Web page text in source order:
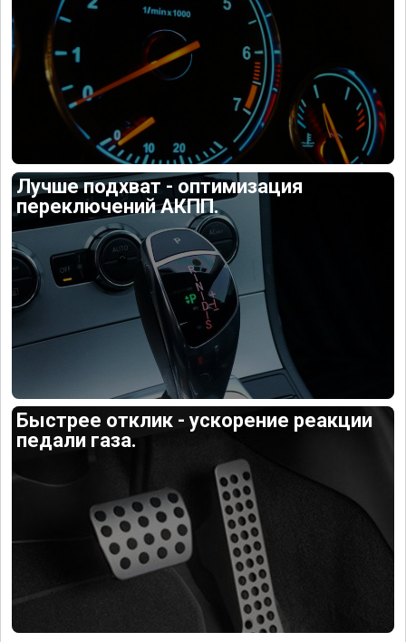
Лучше подхват - оптимизация
переключений АКПП.
Быстрее отклик - ускорение реакции
педали газа.